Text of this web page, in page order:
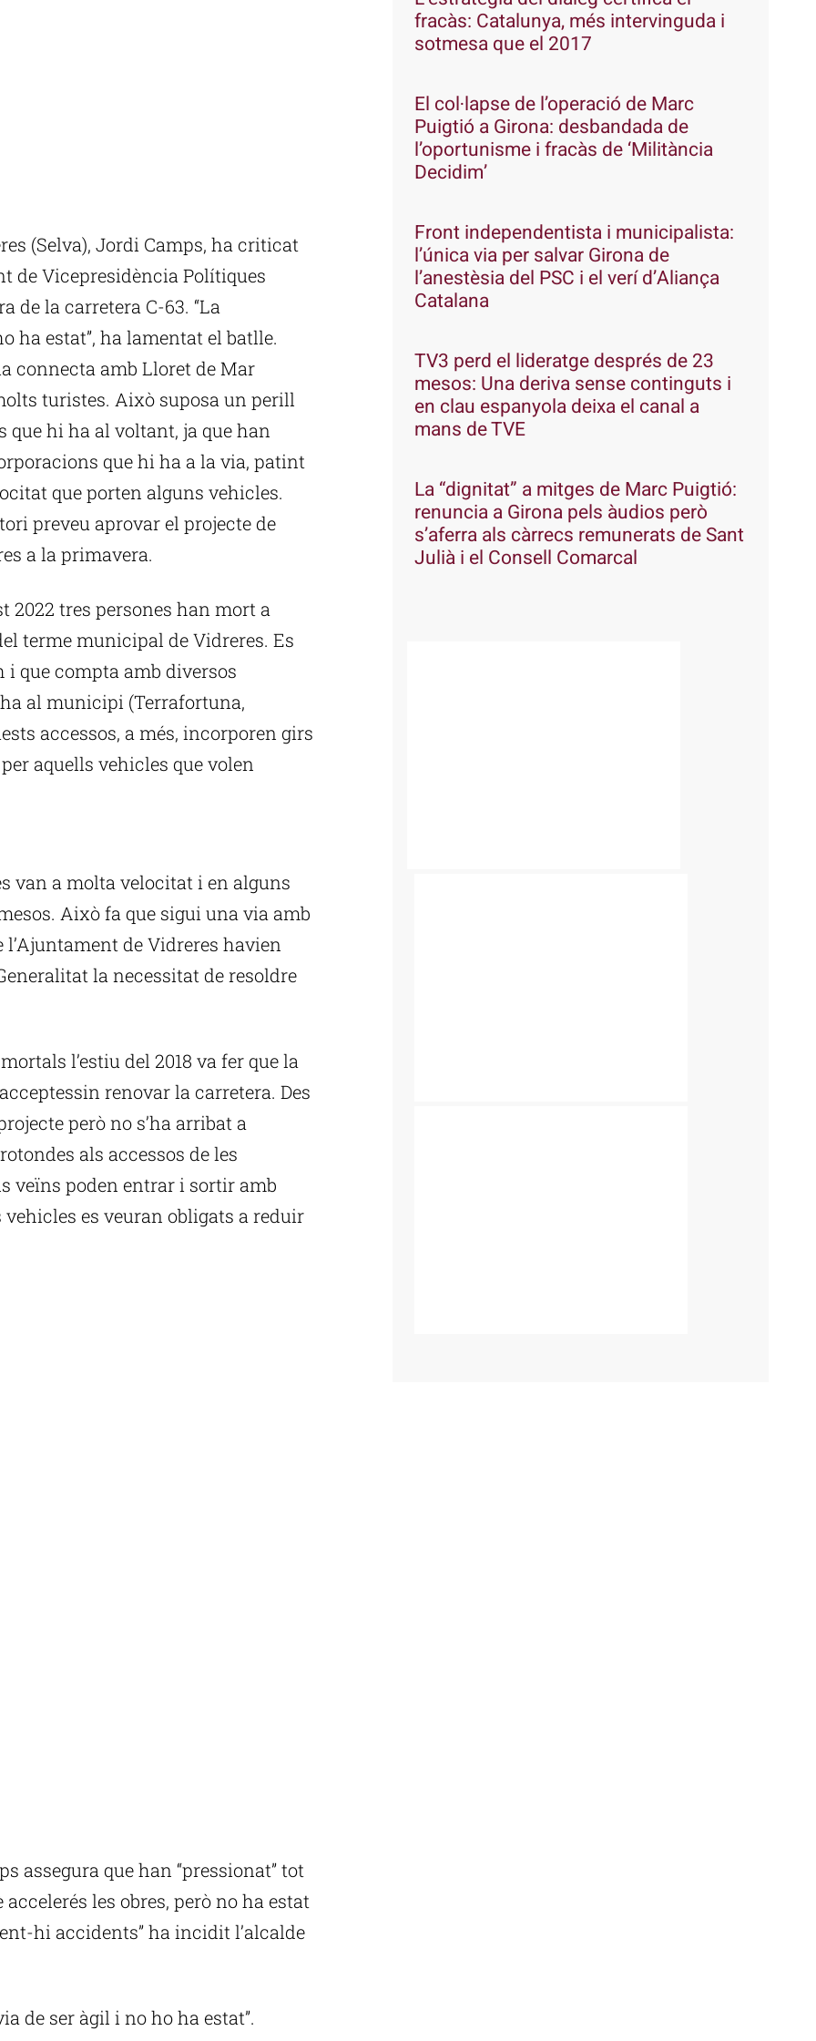
(Selva), Jordi Camps, ha criticat
de Vicepresidència Polítiques
la carretera C-63. “La
ha estat”, ha lamentat el batlle.
connecta amb Lloret de Mar
turistes. Això suposa un perill
que hi ha al voltant, ja que han
que hi ha a la via, patint
que porten alguns vehicles.
preveu aprovar el projecte de
a la primavera.
2022 tres persones han mort a
terme municipal de Vidreres. Es
que compta amb diversos
al municipi (Terrafortuna,
accessos, a més, incorporen girs
aquells vehicles que volen
van a molta velocitat i en alguns
Això fa que sigui una via amb
de Vidreres havien
la necessitat de resoldre
l’estiu del 2018 va fer que la
renovar la carretera. Des
però no s’ha arribat a
als accessos de les
veïns poden entrar i sortir amb
es veuran obligats a reduir
assegura que han “pressionat” tot
les obres, però no ha estat
hi accidents” ha incidit l’alcalde
de ser àgil i no ho ha estat”.
fracàs: Catalunya, més intervinguda i
sotmesa que el 2017
El col·lapse de l’operació de Marc
Puigtió a Girona: desbandada de
l’oportunisme i fracàs de ‘Militància
Decidim’
Front independentista i municipalista:
l’única via per salvar Girona de
l’anestèsia del PSC i el verí d’Aliança
Catalana
TV3 perd el lideratge després de 23
mesos: Una deriva sense continguts i
en clau espanyola deixa el canal a
mans de TVE
La “dignitat” a mitges de Marc Puigtió:
renuncia a Girona pels àudios però
s’aferra als càrrecs remunerats de Sant
Julià i el Consell Comarcal